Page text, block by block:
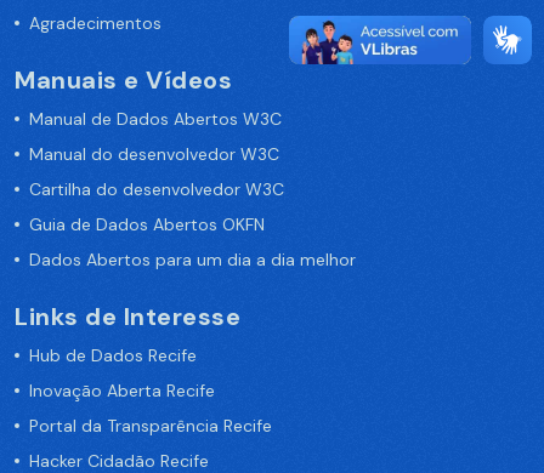
Agradecimentos
Manuais e Vídeos
Manual de Dados Abertos W3C
Manual do desenvolvedor W3C
Cartilha do desenvolvedor W3C
Guia de Dados Abertos OKFN
Dados Abertos para um dia a dia melhor
Links de Interesse
Hub de Dados Recife
Inovação Aberta Recife
Portal da Transparência Recife
Hacker Cidadão Recife